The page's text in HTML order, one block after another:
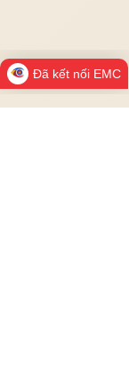
Đã kết nối EMC